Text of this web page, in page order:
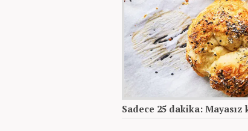
Sadece 25 dakika: